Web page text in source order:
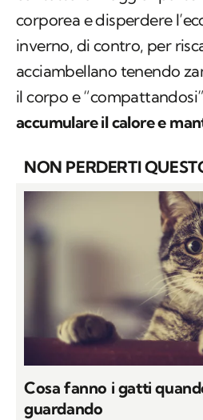
corporea e disperdere
inverno, di contro, per
acciambellano tenendo
il corpo e
accumulare il caloree
NON PERDERTI
Cosa fanno i gatti
guardando